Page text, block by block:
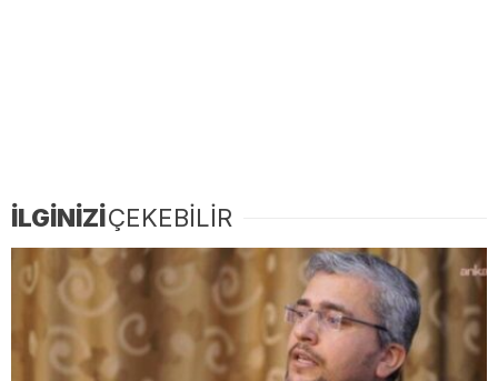
İLGİNİZİÇEKEBİLİR